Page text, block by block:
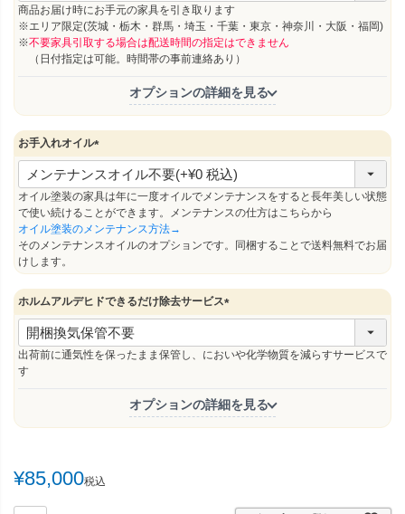
須
商品お届け時にお手元の家具を引き取ります
※エリア限定(茨城・栃木・群馬・埼玉・千葉・東京・神奈川・大阪・福岡)
※不要家具引取する場合は配送時間の指定はできません
（日付指定は可能。時間帯の事前連絡あり）
オプションの詳細を見る
お手入れオイル
(
必
須
)
オイル塗装の家具は年に一度オイルでメンテナンスをすると長年美しい状態
で使い続けることができます。メンテナンスの仕方はこちらから
オイル塗装のメンテナンス方法→
そのメンテナンスオイルのオプションです。同梱することで送料無料でお届
けします。
ホルムアルデヒドできるだけ除去サービス
(
須
出荷前に通気性を保ったまま保管し、においや化学物質を減らすサービスで
す
オプションの詳細を見る
¥85,000税込